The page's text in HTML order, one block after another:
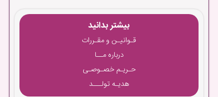
بیشتر بدانید
قـوانیـن و مقـررات
درباره مــا
حـریـم خصـوصـی
هدیـه تولـــد